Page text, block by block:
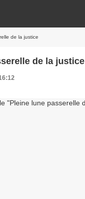
de la justice
de la justice